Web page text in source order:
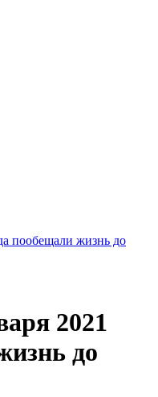
пообещали жизнь до
2021
до